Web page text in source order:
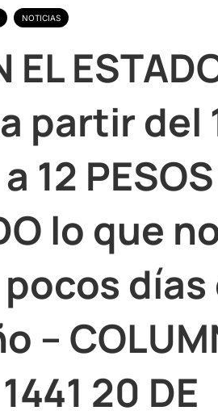
NOTICIAS
EL
partir del
12
lo que
días
–
20 DE